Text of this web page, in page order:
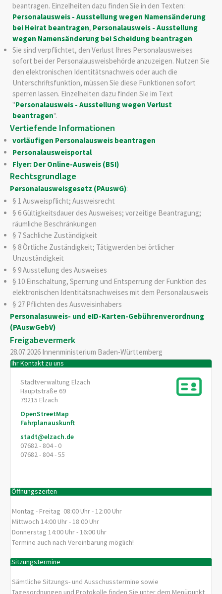
beantragen. Einzelheiten dazu finden Sie in den Texten:
Personalausweis - Ausstellung wegen Namensänderung
bei Heirat beantragen, Personalausweis - Ausstellung
wegen Namensänderung bei Scheidung beantragen.
Sie sind verpflichtet, den Verlust Ihres Personalausweises
sofort bei der Personalausweisbehörde anzuzeigen. Nutzen Sie
den elektronischen Identitätsnachweis oder auch die
Unterschriftsfunktion, müssen Sie diese Funktionen sofort
sperren lassen. Einzelheiten dazu finden Sie im Text
"Personalausweis - Ausstellung wegen Verlust
beantragen".
Vertiefende Informationen
vorläufigen Personalausweis beantragen
Personalausweisportal
Flyer: Der Online-Ausweis (BSI)
Rechtsgrundlage
Personalausweisgesetz (PAuswG):
§ 1 Ausweispflicht; Ausweisrecht
§ 6 Gültigkeitsdauer des Ausweises; vorzeitige Beantragung;
räumliche Beschränkungen
§ 7 Sachliche Zuständigkeit
§ 8 Örtliche Zuständigkeit; Tätigwerden bei örtlicher
Unzuständigkeit
§ 9 Ausstellung des Ausweises
§ 10 Einschaltung, Sperrung und Entsperrung der Funktion des
elektronischen Identitätsnachweises mit dem Personalausweis
§ 27 Pflichten des Ausweisinhabers
Personalasuweis- und eID-Karten-Gebührenverordnung
(PAuswGebV)
Freigabevermerk
28.07.2026 Innenministerium Baden-Württemberg
Ihr Kontakt zu uns
Stadtverwaltung Elzach
Hauptstraße 69
79215 Elzach
OpenStreetMap
Fahrplanauskunft
stadt@elzach.de
07682 - 804 - 0
07682 - 804 - 55
Öffnungszeiten
Montag - Freitag 08:00 Uhr - 12:00 Uhr
Mittwoch 14:00 Uhr - 18:00 Uhr
Donnerstag 14:00 Uhr - 16:00 Uhr
Termine auch nach Vereinbarung möglich!
Sitzungstermine
Sämtliche Sitzungs- und Ausschusstermine sowie
Tagesordnungen und Protokolle finden Sie unter dem Menüpunkt